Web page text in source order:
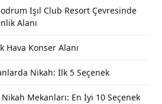
Işıl Club Resort Çevresinde
Alanı
Hava Konser Alanı
Nikah: İlk 5 Seçenek
Mekanları: En İyi 10 Seçenek